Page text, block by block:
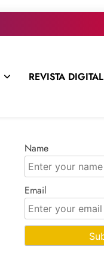
REVISTA DIGITAL
Name
Email